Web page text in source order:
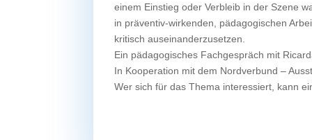
einem Einstieg oder Verbleib in der Szene
in präventiv-wirkenden, pädagogischen
kritisch auseinanderzusetzen.
Ein pädagogisches Fachgespräch mit
In Kooperation mit dem Nordverbund –
Wer sich für das Thema interessiert, kann